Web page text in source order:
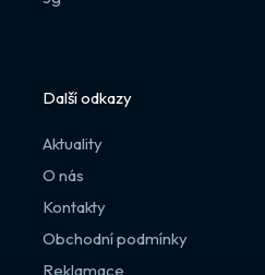
Další odkazy
Aktuality
O nás
Kontakty
Obchodní podmínky
Reklamace